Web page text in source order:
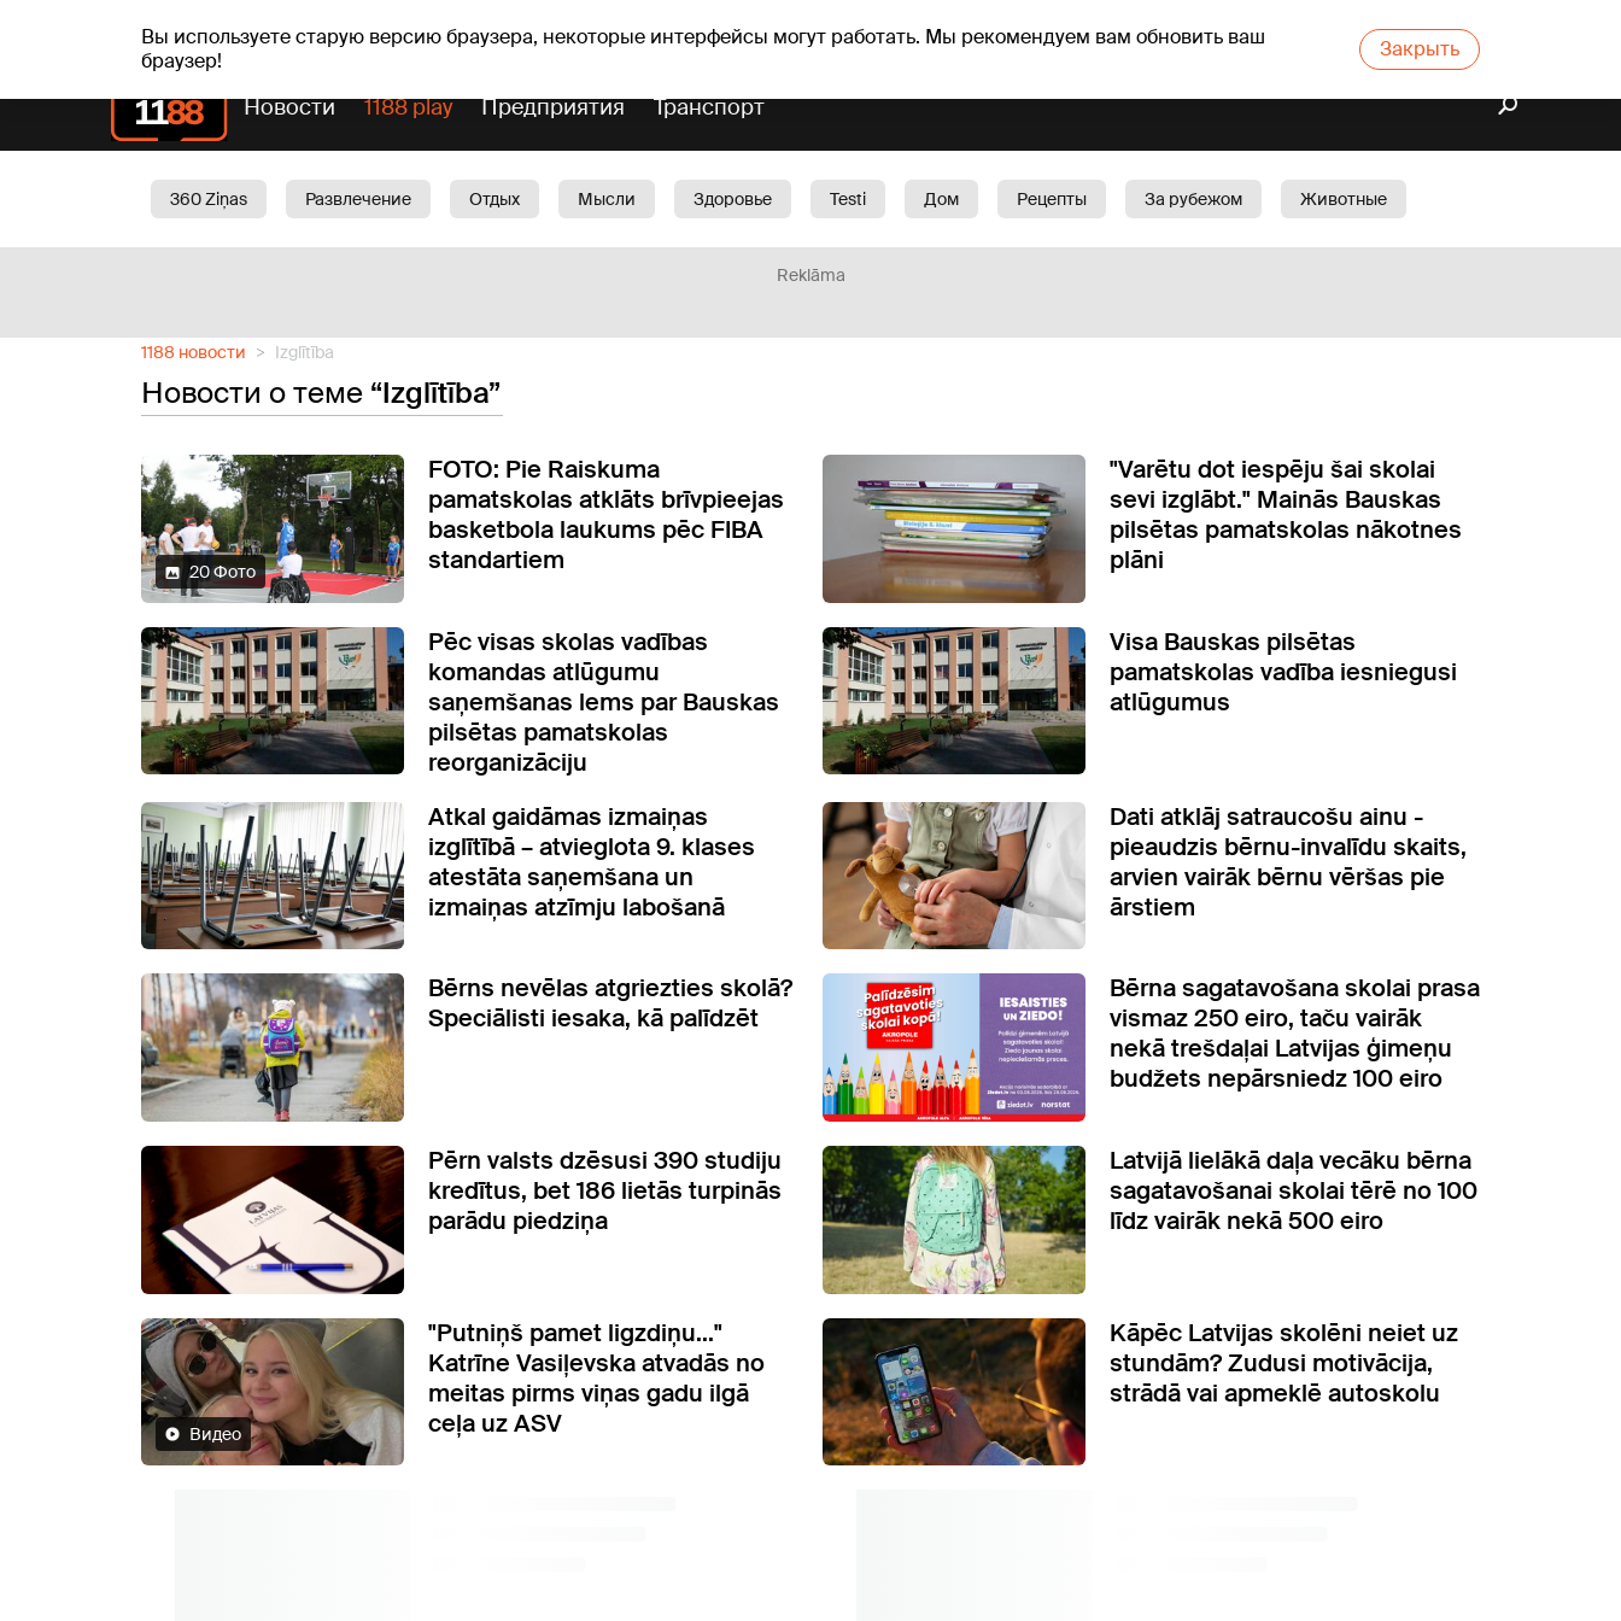
Вы используете старую версию браузера, некоторые интерфейсы могут работать. Мы рекомендуем вам обновить ваш
браузер!
Закрыть
пт, 07.08.2026. +20°C Alfrēds, Fredis, Madars Прогноз погоды Гороскопы
Новости 1188 play Предприятия Транспорт
360 Ziņas Развлечение Отдых Мысли Здоровье Testi Дом Рецепты За рубежом
Животные
Reklāma
1188 новости Izglītība
Новости о теме “Izglītība”
20 Фото
FOTO: Pie Raiskuma
pamatskolas atklāts brīvpieejas
basketbola laukums pēc FIBA
standartiem
"Varētu dot iespēju šai skolai
sevi izglābt." Mainās Bauskas
pilsētas pamatskolas nākotnes
plāni
Pēc visas skolas vadības
komandas atlūgumu
saņemšanas lems par Bauskas
pilsētas pamatskolas
reorganizāciju
Visa Bauskas pilsētas
pamatskolas vadība iesniegusi
atlūgumus
Atkal gaidāmas izmaiņas
izglītībā – atvieglota 9. klases
atestāta saņemšana un
izmaiņas atzīmju labošanā
Dati atklāj satraucošu ainu -
pieaudzis bērnu-invalīdu skaits,
arvien vairāk bērnu vēršas pie
ārstiem
Bērns nevēlas atgriezties skolā?
Speciālisti iesaka, kā palīdzēt
Bērna sagatavošana skolai prasa
vismaz 250 eiro, taču vairāk
nekā trešdaļai Latvijas ģimeņu
budžets nepārsniedz 100 eiro
Pērn valsts dzēsusi 390 studiju
kredītus, bet 186 lietās turpinās
parādu piedziņa
Latvijā lielākā daļa vecāku bērna
sagatavošanai skolai tērē no 100
līdz vairāk nekā 500 eiro
Видео
"Putniņš pamet ligzdiņu..."
Katrīne Vasiļevska atvadās no
meitas pirms viņas gadu ilgā
ceļa uz ASV
Kāpēc Latvijas skolēni neiet uz
stundām? Zudusi motivācija,
strādā vai apmeklē autoskolu